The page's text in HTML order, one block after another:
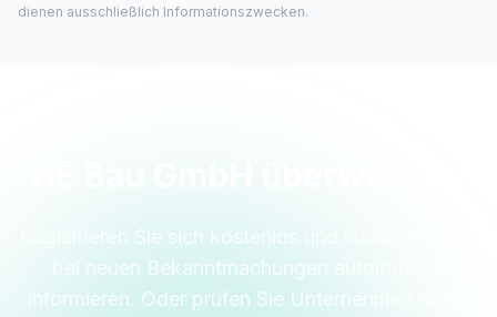
dienen ausschließlich Informationszwecken.
Registrieren Sie sich kostenlos und lassen Sie sich
bei neuen Bekanntmachungen automatisch
informieren. Oder prüfen Sie Unternehmen direkt